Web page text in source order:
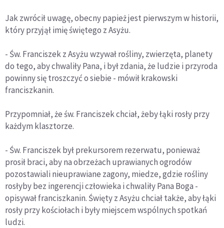
Jak zwrócił uwagę, obecny papież jest pierwszym w historii,
który przyjął imię świętego z Asyżu.
- Św. Franciszek z Asyżu wzywał rośliny, zwierzęta, planety
do tego, aby chwaliły Pana, i był zdania, że ludzie i przyroda
powinny się troszczyć o siebie - mówił krakowski
franciszkanin.
Przypomniał, że św. Franciszek chciał, żeby łąki rosły przy
każdym klasztorze.
- Św. Franciszek był prekursorem rezerwatu, ponieważ
prosił braci, aby na obrzeżach uprawianych ogrodów
pozostawiali nieuprawiane zagony, miedze, gdzie rośliny
rosłyby bez ingerencji człowieka i chwaliły Pana Boga -
opisywał franciszkanin. Święty z Asyżu chciał także, aby łąki
rosły przy kościołach i były miejscem wspólnych spotkań
ludzi.